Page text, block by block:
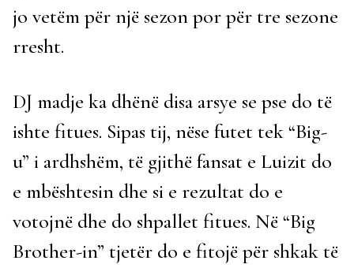
jo vetëm për një sezon por për tre sezone
rresht.
DJ madje ka dhënë disa arsye se pse do të
ishte fitues. Sipas tij, nëse futet tek “Big-
u” i ardhshëm, të gjithë fansat e Luizit do
e mbështesin dhe si e rezultat do e
votojnë dhe do shpallet fitues. Në “Big
Brother-in” tjetër do e fitojë për shkak të